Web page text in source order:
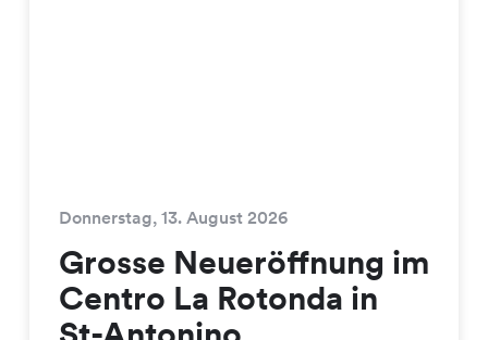
Donnerstag, 13. August 2026
Grosse Neueröffnung im
Centro La Rotonda in